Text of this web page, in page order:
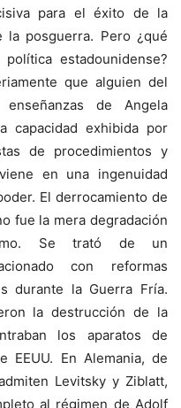
para el éxito de la
la posguerra. Pero ¿qué
estadounidense?
que alguien del
enseñanzas de Angela
capacidad exhibida por
de procedimientos y
en una ingenuidad
El derrocamiento de
fue la mera degradación
Se trató de un
con reformas
durante la Guerra Fría.
la destrucción de la
los aparatos de
EEUU. En Alemania, de
Levitsky y Ziblatt,
al régimen de Adolf